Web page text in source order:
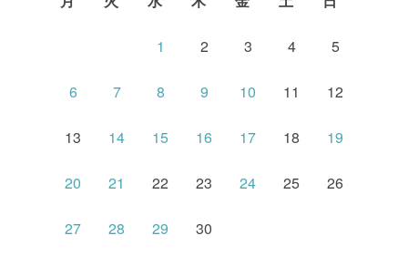
1 2 3 4 5
6 7 8 9 10 11 12
13 14 15 16 17 18 19
20 21 22 23 24 25 26
27 28 29 30